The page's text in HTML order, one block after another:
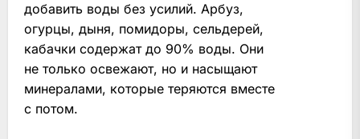
добавить воды без усилий. Арбуз,
огурцы, дыня, помидоры, сельдерей,
кабачки содержат до 90% воды. Они
не только освежают, но и насыщают
минералами, которые теряются вместе
с потом.